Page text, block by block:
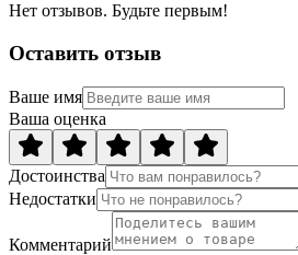
Нет отзывов. Будьте первым!
Оставить отзыв
Ваше имя
Ваша оценка
Достоинства
Недостатки
Комментарий